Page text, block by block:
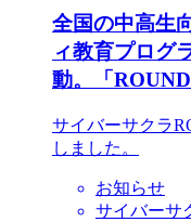
全国の中高生
ィ教育プログ
動。「
サイバーサクラ
しました。
お知らせ
サイバーサ